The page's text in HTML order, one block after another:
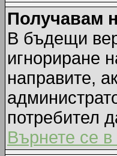
Получавам
В бъдещи
игнориране
направите,
потребител
Върнете се в